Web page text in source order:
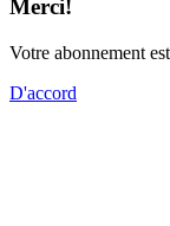
Merci!
Votre abonnement
D'accord